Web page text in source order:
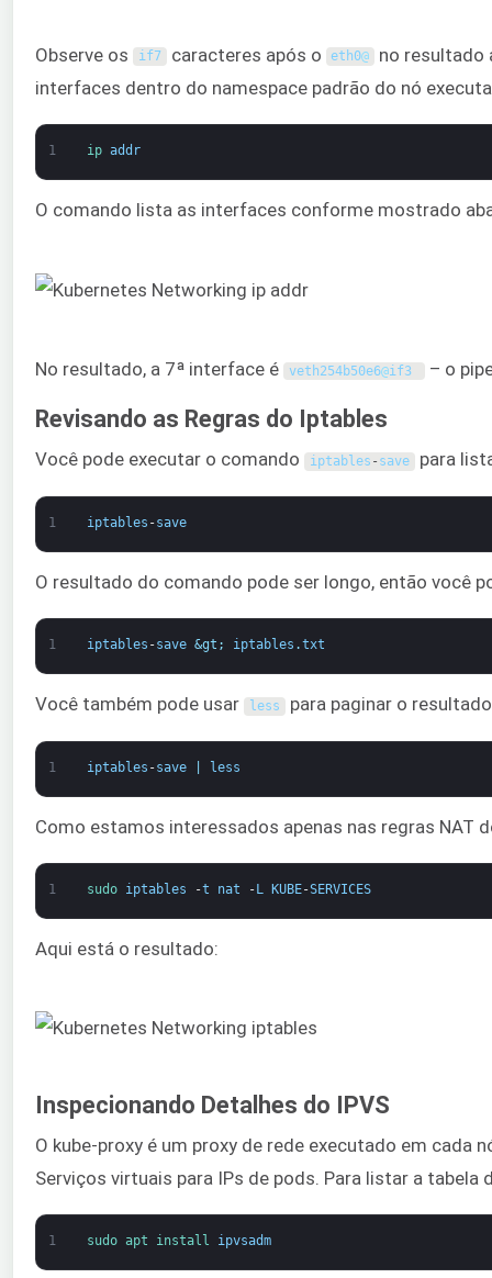
Observe os if7 caracteres após o eth0@
no resultado
interfaces dentro do namespace padrão do nó
1 ip addr
O comando lista as interfaces conforme mostrado
No resultado, a 7ª interface é veth254b50e6@if3 – o
Revisando as Regras do Iptables
Você pode executar o comando iptables - save para
1 iptables -save
O resultado do comando pode ser longo, então você
1 iptables -save &gt; iptables .txt
Você também pode usar less para paginar o
1 iptables -save less
Como estamos interessados apenas nas regras NAT
1 sudo iptables -t nat -L KUBE-SERVICES
Aqui está o resultado:
Inspecionando Detalhes do IPVS
O kube-proxy é um proxy de rede executado em cada
Serviços virtuais para IPs de pods. Para listar a
1 sudo apt install ipvsadm